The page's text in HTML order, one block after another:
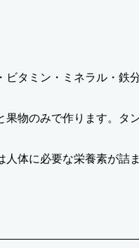
タミン・ミネラル・鉄
物のみで作ります。タ
体に必要な栄養素が詰